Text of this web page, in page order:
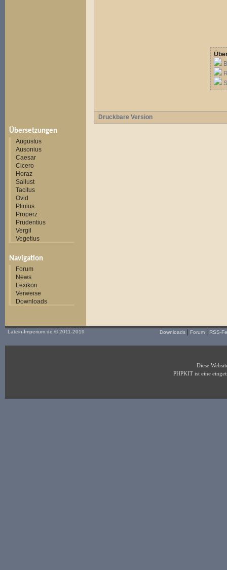
Übersetzungen
Augustus
Ausonius
Caesar
Cicero
Horaz
Sallust
Tacitus
Ovid
Plinius
Properz
Prudentius
Vergil
Vegetius
Navigation
Forum
News
Lexikon
Verweise
Downloads
Druckbare Version
Latein-Imperium.de © 2011-2019 Downloads Forum RSS-
Diese
PHPKIT ist eine